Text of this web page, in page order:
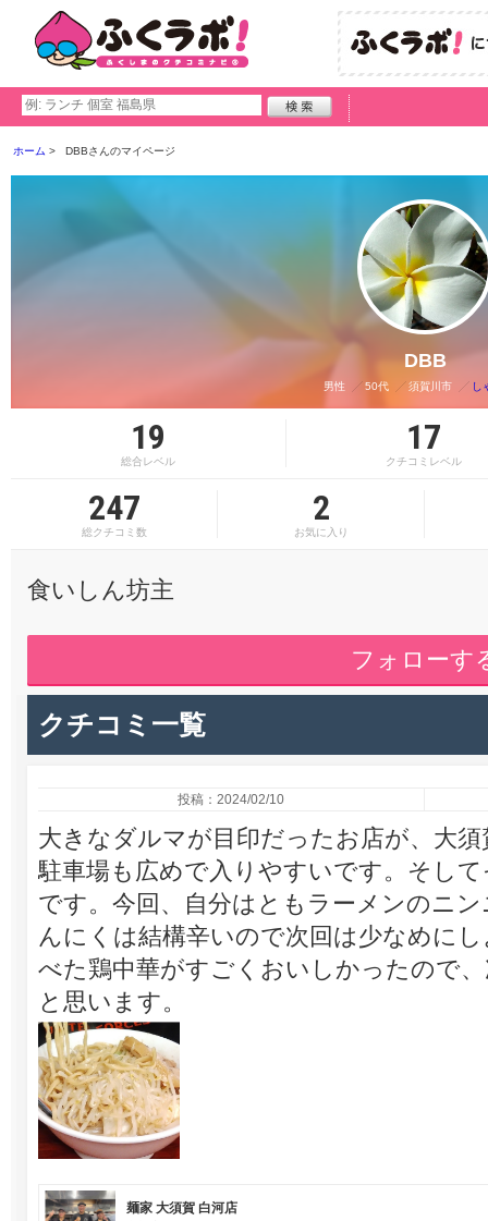
ホーム DBBさんのマイページ
DBB
男性 50代 須賀川市 し
19
総合レベル
17
クチコミレベル
247
総クチコミ数
2
お気に入り
食いしん坊主
フォローす
クチコミ一覧
投稿：2024/02/10
大きなダルマが目印だったお店が、大
駐車場も広めで入りやすいです。そし
です。今回、自分はともラーメンのニ
んにくは結構辛いので次回は少なめに
べた鶏中華がすごくおいしかったので
と思います。
麺家 大須賀 白河店